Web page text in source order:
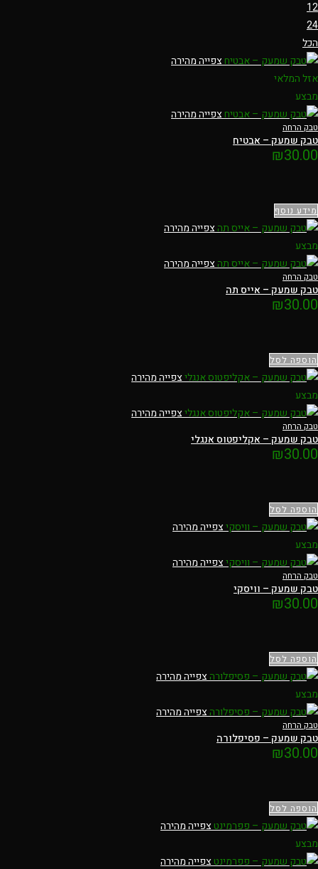
12
24
הכל
צפייה מהירה
אזל המלאי
מבצע
צפייה מהירה
טבק הרחה
טבק שמעק – אבטיח
₪30.00
מידע נוסף
צפייה מהירה
מבצע
צפייה מהירה
טבק הרחה
טבק שמעק – אייס תה
₪30.00
הוספה לסל
צפייה מהירה
מבצע
צפייה מהירה
טבק הרחה
טבק שמעק – אקליפטוס אנגלי
₪30.00
הוספה לסל
צפייה מהירה
מבצע
צפייה מהירה
טבק הרחה
טבק שמעק – וויסקי
₪30.00
הוספה לסל
צפייה מהירה
מבצע
צפייה מהירה
טבק הרחה
טבק שמעק – פסיפלורה
₪30.00
הוספה לסל
צפייה מהירה
מבצע
צפייה מהירה